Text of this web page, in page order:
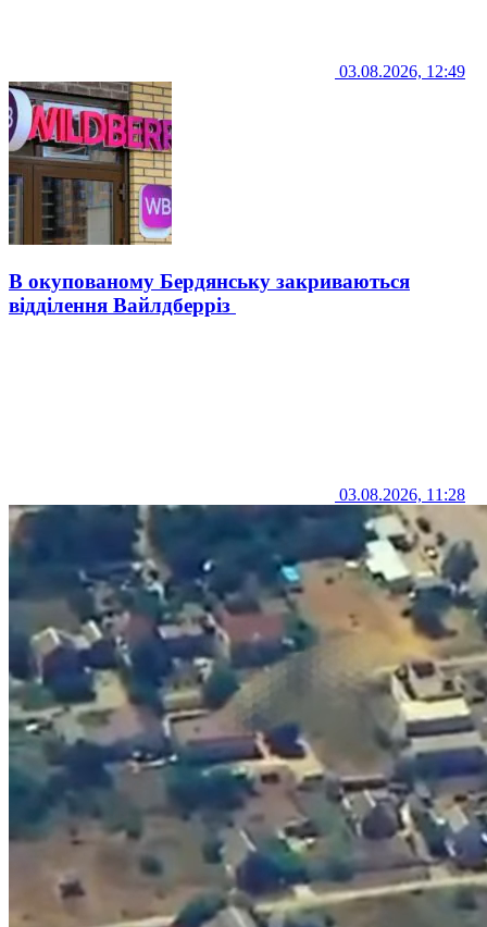
03.08.2026, 12:49
В окупованому Бердянську закриваються
відділення Вайлдберріз
03.08.2026, 11:28